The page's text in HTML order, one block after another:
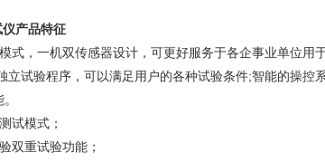
仪产品特征
式，一机双传感器设计，可更好服务于各企事业单位用
立试验程序，可以满足用户的各种试验条件;智能的操控
试模式；
双重试验功能；